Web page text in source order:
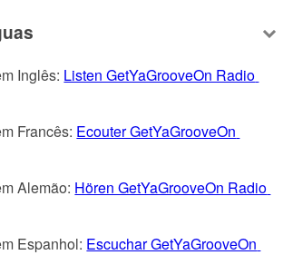
Inglês: Listen GetYaGrooveOn Radio
Francês: Ecouter GetYaGrooveOn
Alemão: Hören GetYaGrooveOn Radio
Espanhol: Escuchar GetYaGrooveOn